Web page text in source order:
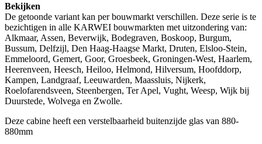
Bekijken
De getoonde variant kan per bouwmarkt verschillen. Deze serie is te
bezichtigen in alle KARWEI bouwmarkten met uitzondering van:
Alkmaar, Assen, Beverwijk, Bodegraven, Boskoop, Burgum,
Bussum, Delfzijl, Den Haag-Haagse Markt, Druten, Elsloo-Stein,
Emmeloord, Gemert, Goor, Groesbeek, Groningen-West, Haarlem,
Heerenveen, Heesch, Heiloo, Helmond, Hilversum, Hoofddorp,
Kampen, Landgraaf, Leeuwarden, Maassluis, Nijkerk,
Roelofarendsveen, Steenbergen, Ter Apel, Vught, Weesp, Wijk bij
Duurstede, Wolvega en Zwolle.
Deze cabine heeft een verstelbaarheid buitenzijde glas van 880-
880mm